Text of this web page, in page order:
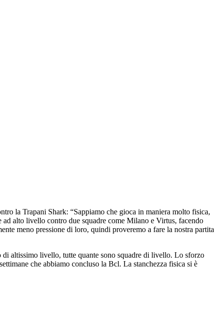
la Trapani Shark: “Sappiamo che gioca in maniera molto fisica,
alto livello contro due squadre come Milano e Virtus, facendo
meno pressione di loro, quindi proveremo a fare la nostra partita
di altissimo livello, tutte quante sono squadre di livello. Lo sforzo
che abbiamo concluso la Bcl. La stanchezza fisica si è